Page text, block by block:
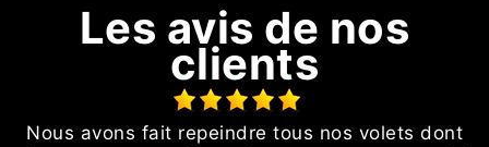
Les avis de nos
clients
Nous avons fait repeindre tous nos volets dont